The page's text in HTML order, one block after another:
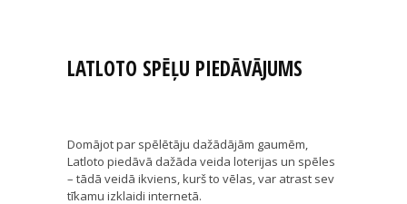
LATLOTO SPĒĻU PIEDĀVĀJUMS
Domājot par spēlētāju dažādājām gaumēm,
Latloto piedāvā dažāda veida loterijas un spēles
– tādā veidā ikviens, kurš to vēlas, var atrast sev
tīkamu izklaidi internetā.